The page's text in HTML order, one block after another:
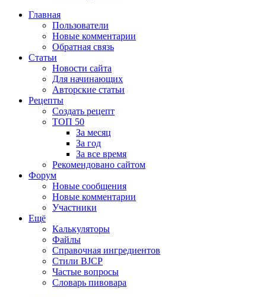
Главная
Пользователи
Новые комментарии
Обратная связь
Статьи
Новости сайта
Для начинающих
Авторские статьи
Рецепты
Создать рецепт
ТОП 50
За месяц
За год
За все время
Рекомендовано сайтом
Форум
Новые сообщения
Новые комментарии
Участники
Ещё
Калькуляторы
Файлы
Справочная ингредиентов
Стили BJCP
Частые вопросы
Словарь пивовара